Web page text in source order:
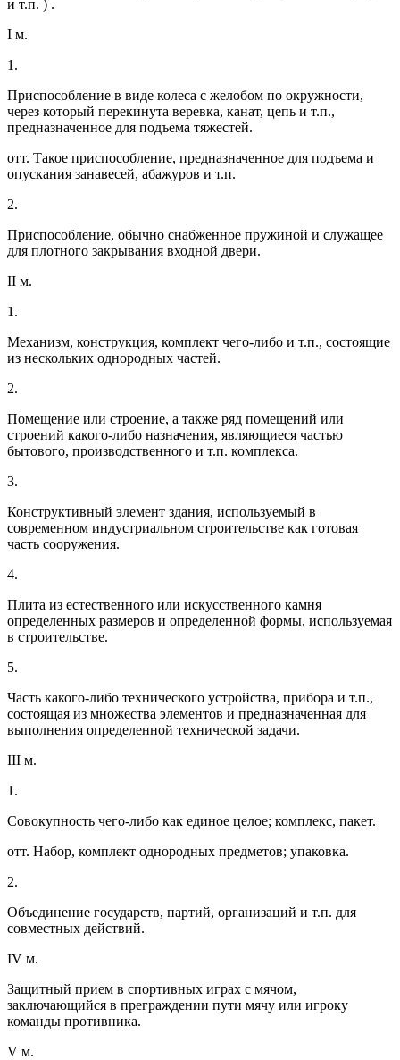
и т.п. ) .
I м.
1.
Приспособление в виде колеса с желобом по окружности,
через который перекинута веревка, канат, цепь и т.п.,
предназначенное для подъема тяжестей.
отт. Такое приспособление, предназначенное для подъема и
опускания занавесей, абажуров и т.п.
2.
Приспособление, обычно снабженное пружиной и служащее
для плотного закрывания входной двери.
II м.
1.
Механизм, конструкция, комплект чего-либо и т.п., состоящие
из нескольких однородных частей.
2.
Помещение или строение, а также ряд помещений или
строений какого-либо назначения, являющиеся частью
бытового, производственного и т.п. комплекса.
3.
Конструктивный элемент здания, используемый в
современном индустриальном строительстве как готовая
часть сооружения.
4.
Плита из естественного или искусственного камня
определенных размеров и определенной формы, используемая
в строительстве.
5.
Часть какого-либо технического устройства, прибора и т.п.,
состоящая из множества элементов и предназначенная для
выполнения определенной технической задачи.
III м.
1.
Совокупность чего-либо как единое целое; комплекс, пакет.
отт. Набор, комплект однородных предметов; упаковка.
2.
Объединение государств, партий, организаций и т.п. для
совместных действий.
IV м.
Защитный прием в спортивных играх с мячом,
заключающийся в преграждении пути мячу или игроку
команды противника.
V м.